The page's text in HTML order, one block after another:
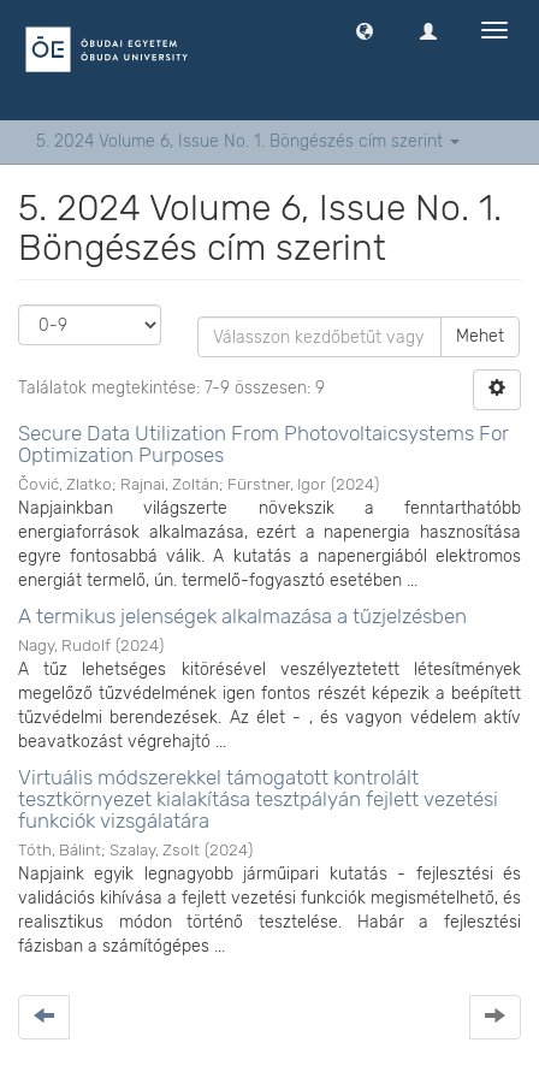
5. 2024 Volume 6, Issue No. 1. Böngészés cím szerint
5. 2024 Volume 6, Issue No. 1.
Böngészés cím szerint
Mehet
Találatok megtekintése: 7-9 összesen: 9
Secure Data Utilization From Photovoltaicsystems For
Optimization Purposes
Čović, Zlatko; Rajnai, Zoltán; Fürstner, Igor (2024)
Napjainkban világszerte növekszik a fenntarthatóbb
energiaforrások alkalmazása, ezért a napenergia hasznosítása
egyre fontosabbá válik. A kutatás a napenergiából elektromos
energiát termelő, ún. termelő-fogyasztó esetében ...
A termikus jelenségek alkalmazása a tűzjelzésben
Nagy, Rudolf (2024)
A tűz lehetséges kitörésével veszélyeztetett létesítmények
megelőző tűzvédelmének igen fontos részét képezik a beépített
tűzvédelmi berendezések. Az élet - , és vagyon védelem aktív
beavatkozást végrehajtó ...
Virtuális módszerekkel támogatott kontrolált
tesztkörnyezet kialakítása tesztpályán fejlett vezetési
funkciók vizsgálatára
Tóth, Bálint; Szalay, Zsolt (2024)
Napjaink egyik legnagyobb járműipari kutatás - fejlesztési és
validációs kihívása a fejlett vezetési funkciók megismételhető, és
realisztikus módon történő tesztelése. Habár a fejlesztési
fázisban a számítógépes ...